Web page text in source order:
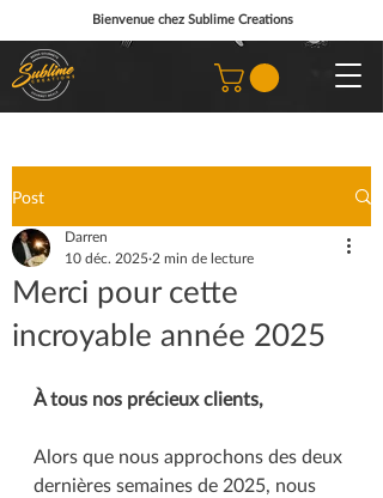
Bienvenue chez Sublime Creations
Post
Merci pour cette
incroyable année 2025
Darren
10 déc. 2025 2 min de lecture
À tous nos précieux clients,
Alors que nous approchons des deux
dernières semaines de 2025, nous